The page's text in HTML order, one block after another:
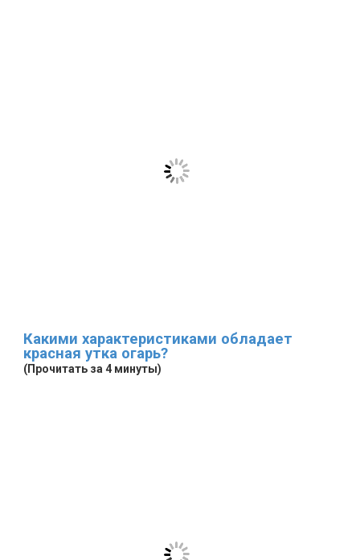
Какими характеристиками обладает
красная утка огарь?
(Прочитать за 4 минуты)